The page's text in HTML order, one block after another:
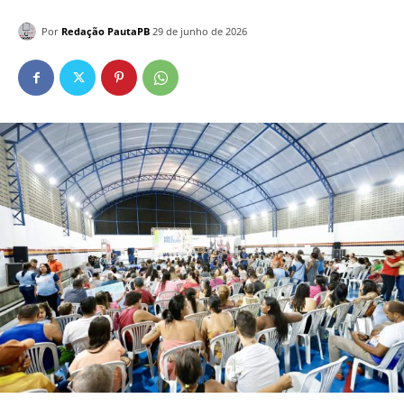
Por Redação PautaPB 29 de junho de 2026